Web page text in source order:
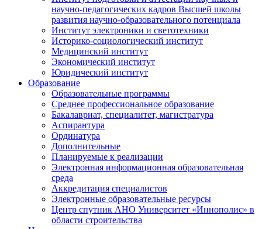
научно-педагогических кадров Высшей школы
развития научно-образовательного потенциала
Институт электроники и светотехники
Историко-социологический институт
Медицинский институт
Экономический институт
Юридический институт
Образование
Образовательные программы
Среднее профессиональное образование
Бакалавриат, специалитет, магистратура
Аспирантура
Ординатура
Дополнительные
Планируемые к реализации
Электронная информационная образовательная
среда
Аккредитация специалистов
Электронные образовательные ресурсы
Центр спутник АНО Университет «Иннополис» в
области строительства